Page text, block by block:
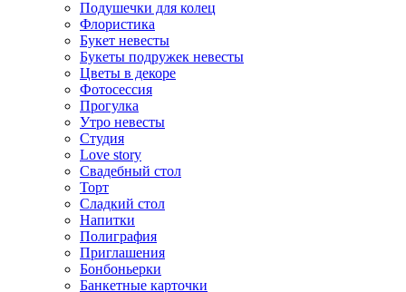
Подушечки для колец
Флористика
Букет невесты
Букеты подружек невесты
Цветы в декоре
Фотосессия
Прогулка
Утро невесты
Студия
Love story
Свадебный стол
Торт
Сладкий стол
Напитки
Полиграфия
Приглашения
Бонбоньерки
Банкетные карточки